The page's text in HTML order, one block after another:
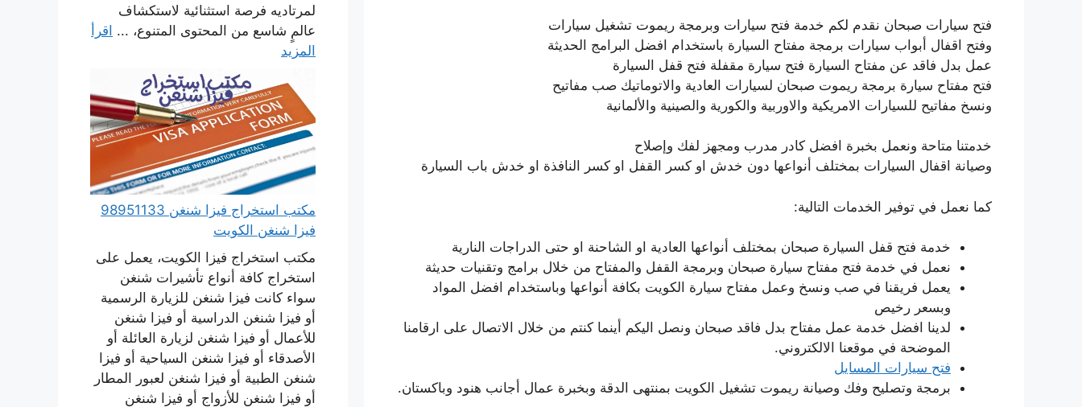
فتح سيارات صبحان نقدم لكم خدمة فتح سيارات وبرمجة ريموت تشغيل سيارات
وفتح اقفال أبواب سيارات برمجة مفتاح السيارة باستخدام افضل البرامج الحديثة
عمل بدل فاقد عن مفتاح السيارة فتح سيارة مقفلة فتح قفل السيارة
فتح مفتاح سيارة برمجة ريموت صبحان لسيارات العادية والاتوماتيك صب مفاتيح
ونسخ مفاتيح للسيارات الامريكية والاوربية والكورية والصينية والألمانية
خدمتنا متاحة ونعمل بخبرة افضل كادر مدرب ومجهز لفك وإصلاح
وصيانة اقفال السيارات بمختلف أنواعها دون خدش او كسر القفل او كسر النافذة او خدش باب السيارة
كما نعمل في توفير الخدمات التالية:
خدمة فتح قفل السيارة صبحان بمختلف أنواعها العادية او الشاحنة او حتى الدراجات النارية
نعمل في خدمة فتح مفتاح سيارة صبحان وبرمجة القفل والمفتاح من خلال برامج وتقنيات حديثة
يعمل فريقنا في صب ونسخ وعمل مفتاح سيارة الكويت بكافة أنواعها وباستخدام افضل المواد
وبسعر رخيص
لدينا افضل خدمة عمل مفتاح بدل فاقد صبحان ونصل اليكم أينما كنتم من خلال الاتصال على ارقامنا
الموضحة في موقعنا الالكتروني.
فتح سيارات المسايل
برمجة وتصليح وفك وصيانة ريموت تشغيل الكويت بمنتهى الدقة وبخبرة عمال أجانب هنود وباكستان.
لمرتاديه فرصة استثنائية لاستكشاف
عالمٍ شاسع من المحتوى المتنوع، ... اقرأ
المزيد
مكتب استخراج فيزا شنغن 98951133
فيزا شنغن الكويت
مكتب استخراج فيزا الكويت، يعمل على
استخراج كافة أنواع تأشيرات شنغن
سواء كانت فيزا شنغن للزيارة الرسمية
أو فيزا شنغن الدراسية أو فيزا شنغن
للأعمال أو فيزا شنغن لزيارة العائلة أو
الأصدقاء أو فيزا شنغن السياحية أو فيزا
شنغن الطبية أو فيزا شنغن لعبور المطار
أو فيزا شنغن للأزواج أو فيزا شنغن